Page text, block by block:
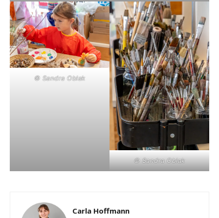
© Sandra Oblak
© Sandra Oblak
Carla Hoffmann